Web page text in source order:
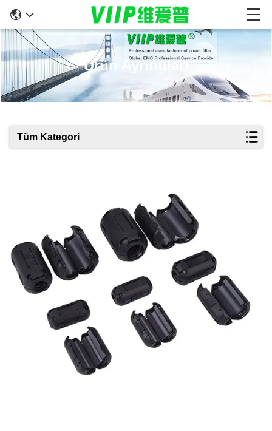
Ürün Ayrıntıları
Tüm Kategori